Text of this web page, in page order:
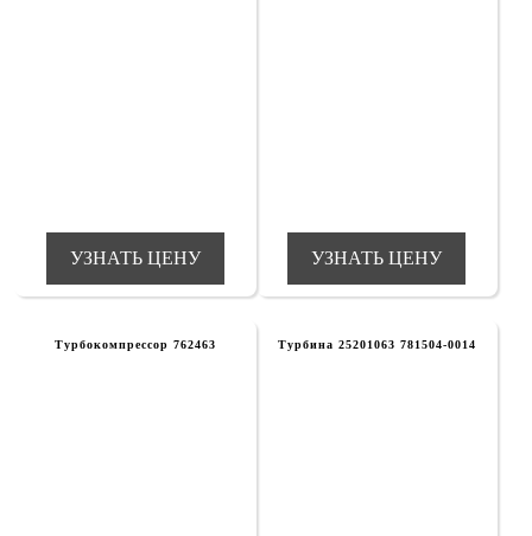
УЗНАТЬ ЦЕНУ УЗНАТЬ ЦЕНУ
Турбокомпрессор 762463 Турбина 25201063 781504-0014